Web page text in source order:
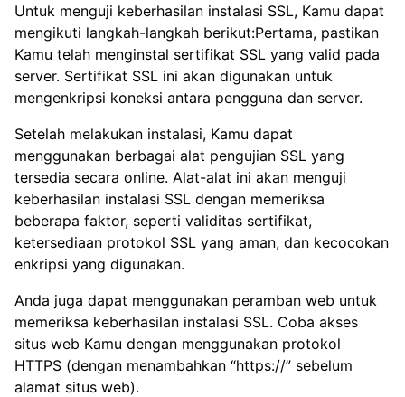
Untuk menguji keberhasilan instalasi SSL, Kamu dapat
mengikuti langkah-langkah berikut:Pertama, pastikan
Kamu telah menginstal sertifikat SSL yang valid pada
server. Sertifikat SSL ini akan digunakan untuk
mengenkripsi koneksi antara pengguna dan server.
Setelah melakukan instalasi, Kamu dapat
menggunakan berbagai alat pengujian SSL yang
tersedia secara online. Alat-alat ini akan menguji
keberhasilan instalasi SSL dengan memeriksa
beberapa faktor, seperti validitas sertifikat,
ketersediaan protokol SSL yang aman, dan kecocokan
enkripsi yang digunakan.
Anda juga dapat menggunakan peramban web untuk
memeriksa keberhasilan instalasi SSL. Coba akses
situs web Kamu dengan menggunakan protokol
HTTPS (dengan menambahkan “https://” sebelum
alamat situs web).